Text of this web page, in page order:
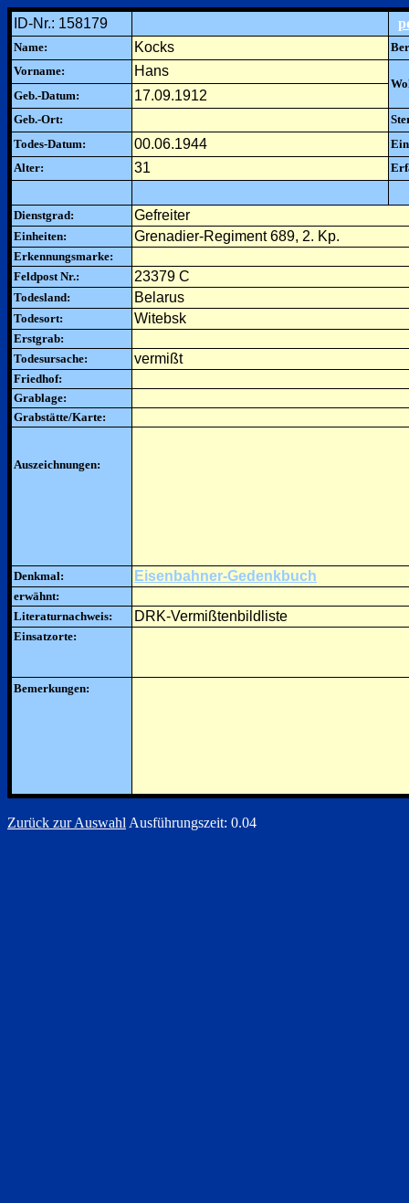
ID-Nr.: 158179
Name: Kocks
Vorname:
Hans
Geb.-Datum:
17.09.1912
Geb.-Ort:
Todes-Datum:
00.06.1944
Alter:
31
Dienstgrad: Gefreiter
Einheiten: Grenadier-Regiment 689, 2. Kp.
Erkennungsmarke:
Feldpost Nr.:
23379 C
Todesland: Belarus
Todesort: Witebsk
Erstgrab:
Todesursache:
vermißt
Friedhof:
Grablage:
Grabstätte/Karte:
Auszeichnungen:
Denkmal: Eisenbahner-Gedenkbuch
erwähnt:
Literaturnachweis:
DRK-Vermißtenbildliste
Einsatzorte:
Bemerkungen:
Zurück zur Auswahl Ausführungszeit: 0.04